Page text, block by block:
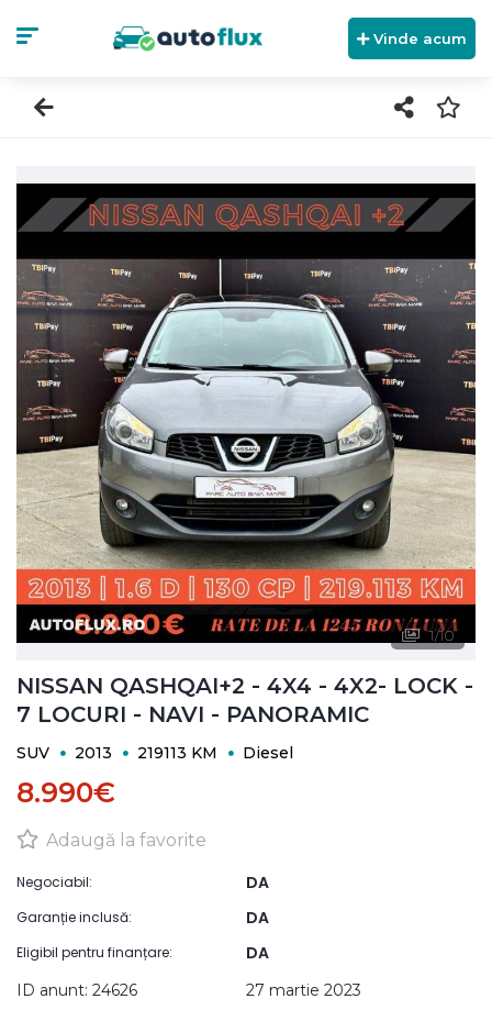
Vinde acum
1/10
NISSAN QASHQAI+2 - 4X4 - 4X2- LOCK -
7 LOCURI - NAVI - PANORAMIC
SUV 2013 219113 KM Diesel
8.990€
Adaugă la favorite
Negociabil: DA
Garanție inclusă: DA
Eligibil pentru finanțare: DA
ID anunt: 24626 27 martie 2023